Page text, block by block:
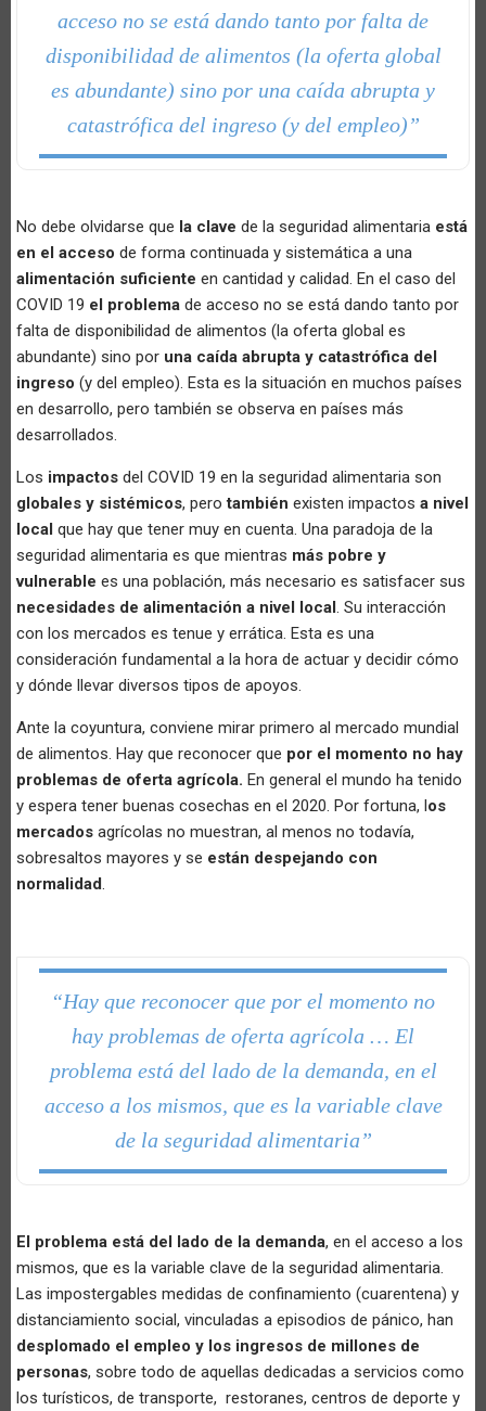
acceso no se está dando tanto por falta de
disponibilidad de alimentos (la oferta global
es abundante) sino por una caída abrupta y
catastrófica del ingreso (y del empleo)”
No debe olvidarse que la clave de la seguridad alimentaria está
en el acceso de forma continuada y sistemática a una
alimentación suficiente en cantidad y calidad. En el caso del
COVID 19 el problema de acceso no se está dando tanto por
falta de disponibilidad de alimentos (la oferta global es
abundante) sino por una caída abrupta y catastrófica del
ingreso (y del empleo). Esta es la situación en muchos países
en desarrollo, pero también se observa en países más
desarrollados.
Los impactos del COVID 19 en la seguridad alimentaria son
globales y sistémicos, perotambién existen impactos a nivel
local que hay que tener muy en cuenta. Una paradoja de la
seguridad alimentaria es que mientras más pobre y
vulnerable es una población, más necesario es satisfacer sus
necesidades de alimentación a nivel local. Su interacción
con los mercados es tenue y errática. Esta es una
consideración fundamental a la hora de actuar y decidir cómo
y dónde llevar diversos tipos de apoyos.
Ante la coyuntura, conviene mirar primero al mercado mundial
de alimentos. Hay que reconocer que por el momento no hay
problemas de oferta agrícola. En general el mundo ha tenido
y espera tener buenas cosechas en el 2020. Por fortuna, los
mercados agrícolas no muestran, al menos no todavía,
sobresaltos mayores y se están despejando con
normalidad.
“Hay que reconocer que por el momento no
hay problemas de oferta agrícola … El
problema está del lado de la demanda, en el
acceso a los mismos, que es la variable clave
de la seguridad alimentaria”
El problema está del lado de la demanda, en el acceso a los
mismos, que es la variable clave de la seguridad alimentaria.
Las impostergables medidas de confinamiento (cuarentena) y
distanciamiento social, vinculadas a episodios de pánico, han
desplomado el empleo y los ingresos de millones de
personas, sobre todo de aquellas dedicadas a servicios como
los turísticos, de transporte, restoranes, centros de deporte y